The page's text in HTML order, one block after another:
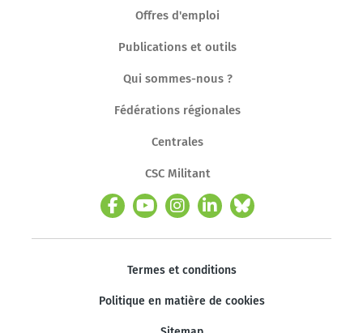
Offres d'emploi
Publications et outils
Qui sommes-nous ?
Fédérations régionales
Centrales
CSC Militant
Termes et conditions
Politique en matière de cookies